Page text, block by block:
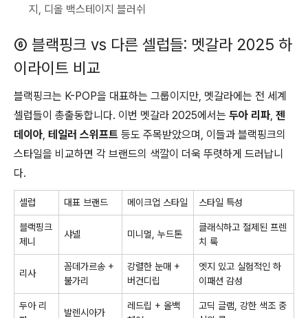
지, 디올 백스테이지 블러쉬
⑥ 블랙핑크 vs 다른 셀럽들: 멧갈라 2025 하
이라이트 비교
블랙핑크는 K-POP을 대표하는 그룹이지만, 멧갈라에는 전 세계
셀럽들이 총출동합니다. 이번 멧갈라 2025에서는 두아 리파, 젠
데이아, 테일러 스위프트 등도 주목받았으며, 이들과 블랙핑크의
스타일을 비교하면 각 브랜드의 색깔이 더욱 뚜렷하게 드러납니
다.
셀럽 대표 브랜드 메이크업 스타일 스타일 특성
블랙핑크
제니
샤넬 미니멀, 누드톤
클래식하고 절제된 프렌
치 룩
리사
꼼데가르송 +
불가리
강렬한 눈매 +
버건디립
엣지 있고 실험적인 하
이패션 감성
두아 리
발렌시아가
레드립 + 올백
고딕 글램, 강한 색조 중